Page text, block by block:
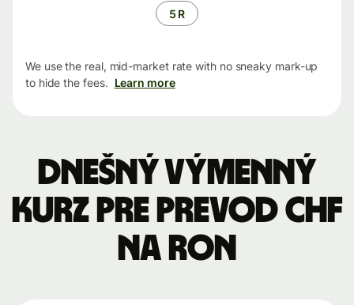
5 R
We use the real, mid-market rate with no sneaky mark-up
to hide the fees. Learn more
Dnešný výmenný
kurz pre prevod CHF
na RON